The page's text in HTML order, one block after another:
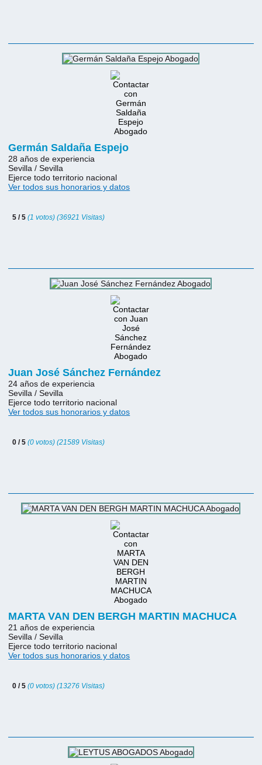
Germán Saldaña Espejo
28 años de experiencia
Sevilla / Sevilla
Ejerce todo territorio nacional
Ver todos sus honorarios y datos
5 / 5(1 votos) (36921 Visitas)
Juan José Sánchez Fernández
24 años de experiencia
Sevilla / Sevilla
Ejerce todo territorio nacional
Ver todos sus honorarios y datos
0 / 5(0 votos) (21589 Visitas)
MARTA VAN DEN BERGH MARTIN MACHUCA
21 años de experiencia
Sevilla / Sevilla
Ejerce todo territorio nacional
Ver todos sus honorarios y datos
0 / 5(0 votos) (13276 Visitas)